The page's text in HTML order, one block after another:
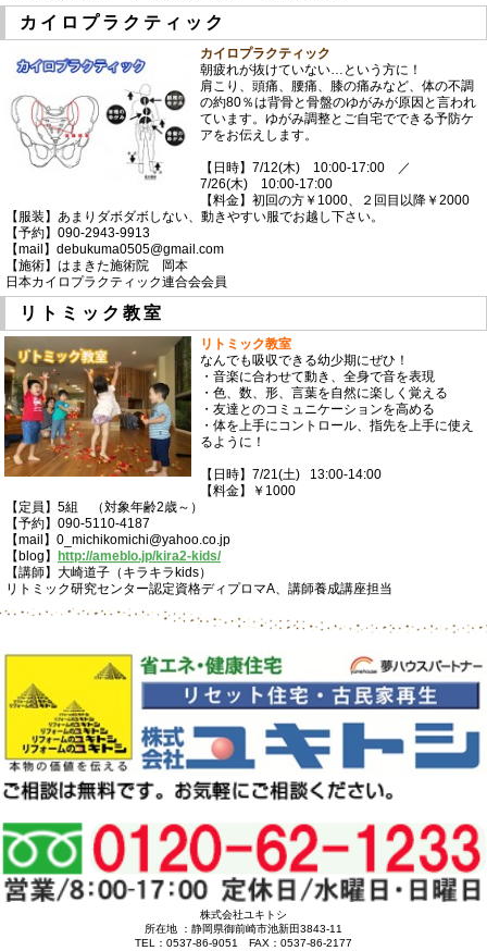
カイロプラクティック
カイロプラクティック
朝疲れが抜けていない…という方に！
肩こり、頭痛、腰痛、膝の痛みなど、体の不調
の約80％は背骨と骨盤のゆがみが原因と言われ
ています。ゆがみ調整とご自宅でできる予防ケ
アをお伝えします。
【日時】7/12(木) 10:00-17:00 ／
7/26(木) 10:00-17:00
【料金】初回の方￥1000、２回目以降￥2000
【服装】あまりダボダボしない、動きやすい服でお越し下さい。
【予約】090-2943-9913
【mail】debukuma0505@gmail.com
【施術】はまきた施術院 岡本
日本カイロプラクティック連合会会員
リトミック教室
リトミック教室
なんでも吸収できる幼少期にぜひ！
・音楽に合わせて動き、全身で音を表現
・色、数、形、言葉を自然に楽しく覚える
・友達とのコミュニケーションを高める
・体を上手にコントロール、指先を上手に使え
るように！
【日時】7/21(土) 13:00-14:00
【料金】￥1000
【定員】5組 （対象年齢2歳～）
【予約】090-5110-4187
【mail】0_michikomichi@yahoo.co.jp
【blog】
http://ameblo.jp/kira2-kids/
【講師】大崎道子（キラキラkids）
リトミック研究センター認定資格ディプロマA、講師養成講座担当
株式会社ユキトシ
所在地 ：静岡県御前崎市池新田3843-11
TEL：0537-86-9051 FAX：0537-86-2177